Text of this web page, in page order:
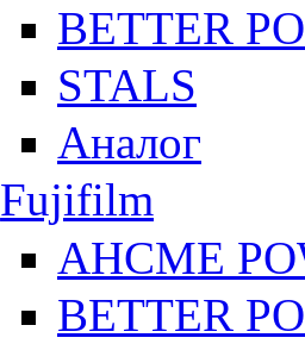
BETTER
STALS
Аналог
Fujifilm
AHCME
BETTER